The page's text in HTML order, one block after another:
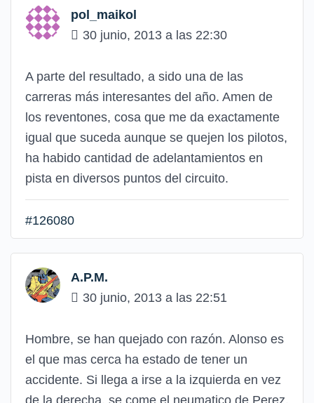
pol_maikol
30 junio, 2013 a las 22:30
A parte del resultado, a sido una de las
carreras más interesantes del año. Amen de
los reventones, cosa que me da exactamente
igual que suceda aunque se quejen los pilotos,
ha habido cantidad de adelantamientos en
pista en diversos puntos del circuito.
#126080
A.P.M.
30 junio, 2013 a las 22:51
Hombre, se han quejado con razón. Alonso es
el que mas cerca ha estado de tener un
accidente. Si llega a irse a la izquierda en vez